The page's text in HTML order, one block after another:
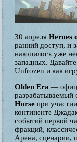
30 апреля Heroes
ранний доступ, и
накопилось уже
западных.
Unfrozen и как
Olden Era —
разрабатываемый
Horse при
континенте
событий первой
фракций,
Арена, сценарии,